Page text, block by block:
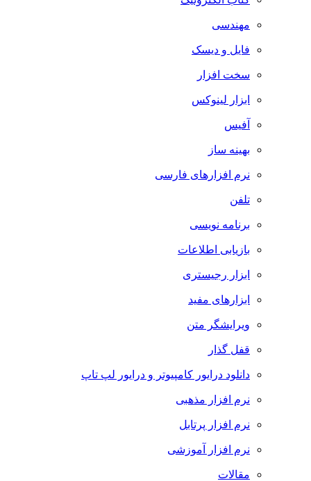
مهندسی
فایل و دیسک
سخت افزار
ابزار لینوکس
آفیس
بهینه ساز
نرم افزارهای فارسی
تلفن
برنامه نویسی
بازیابی اطلاعات
ابزار رجیستری
ابزارهای مفید
ویرایشگر متن
قفل گذار
دانلود درایور کامپیوتر و درایور لپ تاپ
نرم افزار مذهبی
نرم افزار پرتابل
نرم افزار آموزشی
مقالات